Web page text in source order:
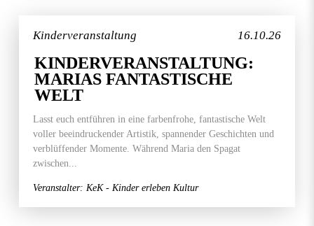
16.10.26
Kinderveranstaltung
KINDERVERANSTALTUNG:
MARIAS FANTASTISCHE
WELT
Lasst euch entführen in eine farbenfrohe, fantastische Welt
voller beeindruckender Artistik, spannender Geschichten und
verblüffender Momente. Während Maria den Spagat
zwischen...
Veranstalter: KeK - Kinder erleben Kultur